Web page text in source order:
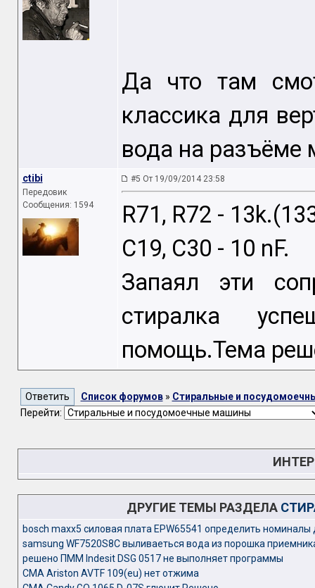
Да что там
классика для
вода на разъёме
ctibi
Передовик
Сообщения: 1594
#5 От 19/09/2014 23:58
R71, R72 -
C19, C30 - 10 nF.
Запаял эти
стиралка
помощь.Тема
Список форумов» Стиральные и
Перейти:
ДРУГИЕ ТЕМЫ РАЗДЕЛА
bosch maxx5 силовая плата EPW65541 определить номиналы
samsung WF7520S8C выливаеться вода из порошка
решено ПММ Indesit DSG 0517 не выполняет программы
СМА Ariston AVTF 109(eu) нет отжима